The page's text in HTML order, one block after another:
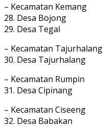
– Kecamatan Kemang
28. Desa Bojong
29. Desa Tegal
– Kecamatan Tajurhalang
30. Desa Tajurhalang
– Kecamatan Rumpin
31. Desa Cipinang
– Kecamatan Ciseeng
32. Desa Babakan